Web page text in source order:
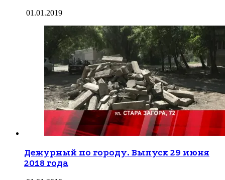
01.01.2019
Дежурный по городу. Выпуск 29 июня
2018 года